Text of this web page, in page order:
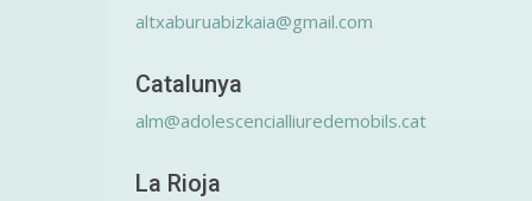
altxaburuabizkaia@gmail.com
Catalunya
alm@adolescencialliuredemobils.cat
La Rioja